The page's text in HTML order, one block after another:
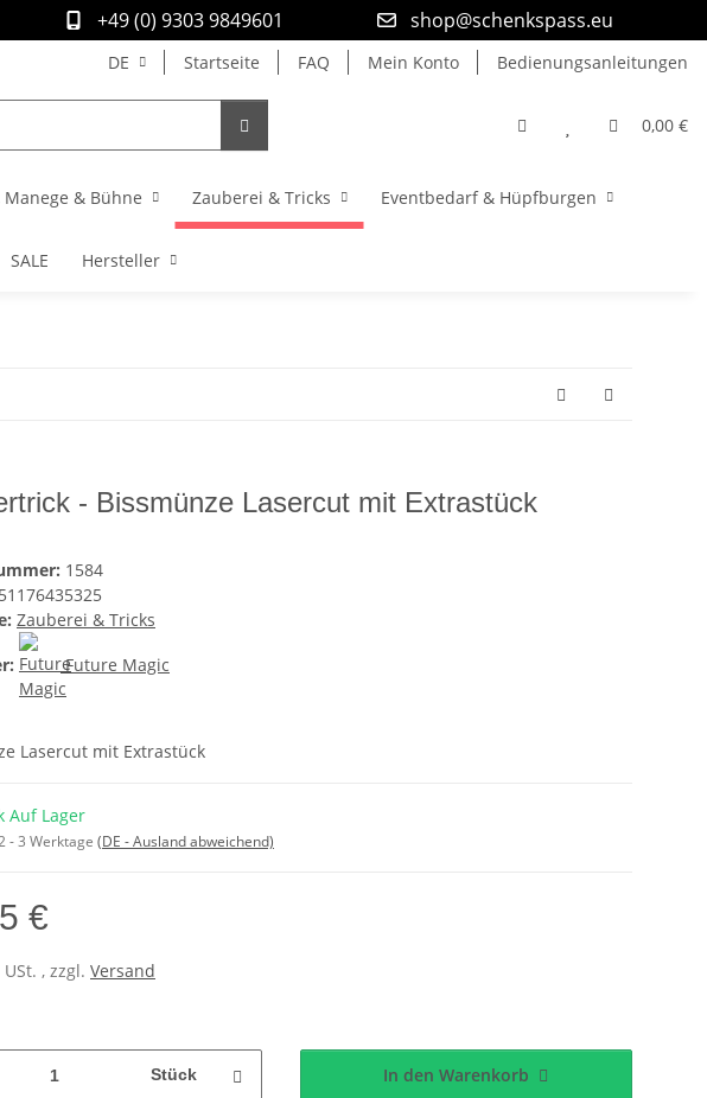
+49 (0) 9303 9849601 shop@schenkspass.eu
DE Startseite FAQ Mein Konto Bedienungsanleitungen
0,00 €
Manege & Bühne Zauberei & Tricks Eventbedarf & Hüpfburgen
SALE Hersteller
- Bissmünze Lasercut mit Extrastück
1584
Zauberei & Tricks
Future Magic
Lasercut mit Extrastück
Auf Lager
- 3 Werktage (DE - Ausland abweichend)
€
, zzgl. Versand
Stück In den Warenkorb